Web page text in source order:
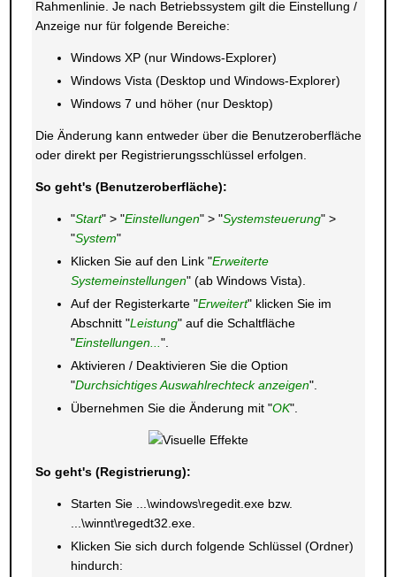
Rahmenlinie. Je nach Betriebssystem gilt die Einstellung /
Anzeige nur für folgende Bereiche:
Windows XP (nur Windows-Explorer)
Windows Vista (Desktop und Windows-Explorer)
Windows 7 und höher (nur Desktop)
Die Änderung kann entweder über die Benutzeroberfläche
oder direkt per Registrierungsschlüssel erfolgen.
So geht's (Benutzeroberfläche):
"Start" > "Einstellungen" > "Systemsteuerung" >
"System"
Klicken Sie auf den Link "Erweiterte
Systemeinstellungen" (ab Windows Vista).
Auf der Registerkarte "Erweitert" klicken Sie im
Abschnitt "Leistung" auf die Schaltfläche
"Einstellungen... ".
Aktivieren / Deaktivieren Sie die Option
"Durchsichtiges Auswahlrechteck anzeigen".
Übernehmen Sie die Änderung mit "OK".
So geht's (Registrierung):
Starten Sie ...\windows\regedit.exe bzw.
...\winnt\regedt32.exe.
Klicken Sie sich durch folgende Schlüssel (Ordner)
hindurch: